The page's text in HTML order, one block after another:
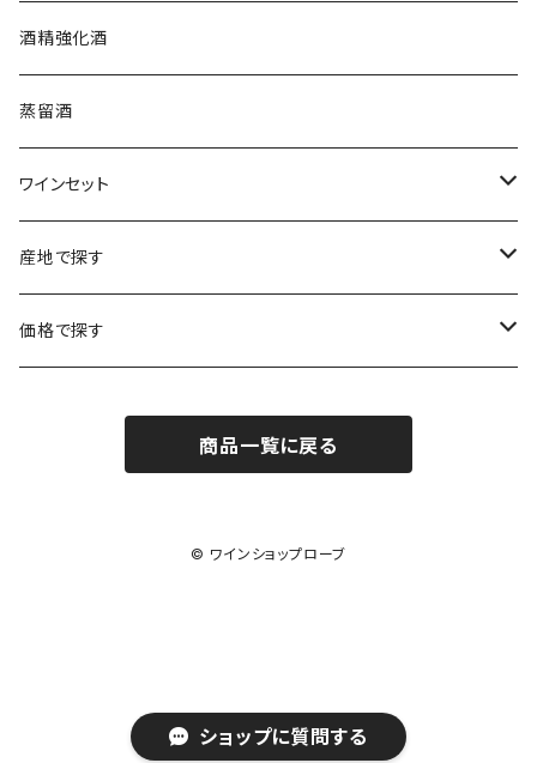
ショップに質問する
クロード・カザル
ジェローム・ルフェーヴル
シャルトーニュ・タイエ
シャルル・エドシック
ジャン・ラルマン
ロワール
コトーシャンプノワ
ニュージーランド
南アフリカ
チリ
スロヴァキア
オーストリア
シュッド・ウエスト
ロワール
オーストラリア
ニュージーランド
南アフリカ
チリ
アメリカ
フランス
ソーテルヌ
酒精強化酒
蒸留酒
ワインセット
福袋
シャンパーニュセット
産地で探す
アメリカ
価格で探す
3,000円～4,999円
商品一覧に戻る
© ワインショップローブ